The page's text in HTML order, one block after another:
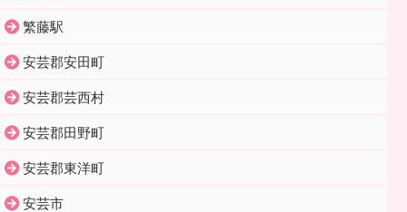
繁藤駅
安芸郡安田町
安芸郡芸西村
安芸郡田野町
安芸郡東洋町
安芸市